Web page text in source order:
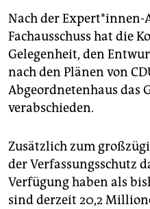
Nach der
Fachausschuss hat die
Gelegenheit, den
nach den Plänen von
Abgeordnetenhaus das
verabschieden.
Zusätzlich zum
der Verfassungsschutz
Verfügung haben als
sind derzeit 20,2